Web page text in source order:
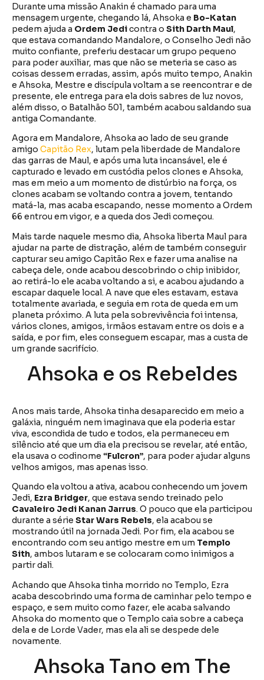
Durante uma missão Anakin é chamado para uma
mensagem urgente, chegando lá, Ahsoka e Bo-Katan
pedem ajuda a Ordem Jedicontra o Sith Darth Maul,
que estava comandando Mandalore, o Conselho Jedi não
muito confiante, preferiu destacar um grupo pequeno
para poder auxiliar, mas que não se meteria se caso as
coisas dessem erradas, assim, após muito tempo, Anakin
e Ahsoka, Mestre e discípula voltam a se reencontrar e de
presente, ele entrega para ela dois sabres de luz novos,
além disso, o Batalhão 501, também acabou saldando sua
antiga Comandante.
Agora em Mandalore, Ahsoka ao lado de seu grande
amigo Capitão Rex, lutam pela liberdade de Mandalore
das garras de Maul, e após uma luta incansável, ele é
capturado e levado em custódia pelos clones e Ahsoka,
mas em meio a um momento de distúrbio na força, os
clones acabam se voltando contra a jovem, tentando
matá-la, mas acaba escapando, nesse momento a Ordem
66 entrou em vigor, e a queda dos Jedi começou.
Mais tarde naquele mesmo dia, Ahsoka liberta Maul para
ajudar na parte de distração, além de também conseguir
capturar seu amigo Capitão Rex e fazer uma analise na
cabeça dele, onde acabou descobrindo o chip inibidor,
ao retirá-lo ele acaba voltando a si, e acabou ajudando a
escapar daquele local. A nave que eles estavam, estava
totalmente avariada, e seguia em rota de queda em um
planeta próximo. A luta pela sobrevivência foi intensa,
vários clones, amigos, irmãos estavam entre os dois e a
saída, e por fim, eles conseguem escapar, mas a custa de
um grande sacrifício.
Ahsoka e os Rebeldes
Anos mais tarde, Ahsoka tinha desaparecido em meio a
galáxia, ninguém nem imaginava que ela poderia estar
viva, escondida de tudo e todos, ela permaneceu em
silêncio até que um dia ela precisou se revelar, até então,
ela usava o codinome “Fulcron”, para poder ajudar alguns
velhos amigos, mas apenas isso.
Quando ela voltou a ativa, acabou conhecendo um jovem
Jedi, Ezra Bridger, que estava sendo treinado pelo
Cavaleiro Jedi Kanan Jarrus. O pouco que ela participou
durante a série Star Wars Rebels, ela acabou se
mostrando útil na jornada Jedi. Por fim, ela acabou se
encontrando com seu antigo mestre em um Templo
Sith, ambos lutaram e se colocaram como inimigos a
partir dali.
Achando que Ahsoka tinha morrido no Templo, Ezra
acaba descobrindo uma forma de caminhar pelo tempo e
espaço, e sem muito como fazer, ele acaba salvando
Ahsoka do momento que o Templo caia sobre a cabeça
dela e de Lorde Vader, mas ela ali se despede dele
novamente.
Ahsoka Tano em The